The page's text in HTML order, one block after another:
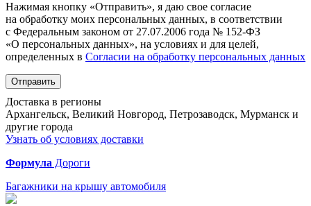
Нажимая кнопку «Отправить», я даю свое согласие
на обработку моих персональных данных, в соответствии
с Федеральным законом от 27.07.2006 года № 152-ФЗ
«О персональных данных», на условиях и для целей,
определенных в Согласии на обработку персональных данных
Отправить
Доставка в регионы
Архангельск, Великий Новгород, Петрозаводск, Мурманск и
другие города
Узнать об условиях доставки
Формула Дороги
Багажники на крышу автомобиля